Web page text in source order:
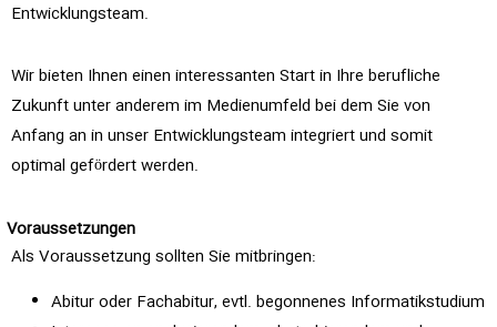
Entwicklungsteam.
Wir bieten Ihnen einen interessanten Start in Ihre berufliche
Zukunft unter anderem im Medienumfeld bei dem Sie von
Anfang an in unser Entwicklungsteam integriert und somit
optimal gefördert werden.
Voraussetzungen
Als Voraussetzung sollten Sie mitbringen:
Abitur oder Fachabitur, evtl. begonnenes Informatikstudium